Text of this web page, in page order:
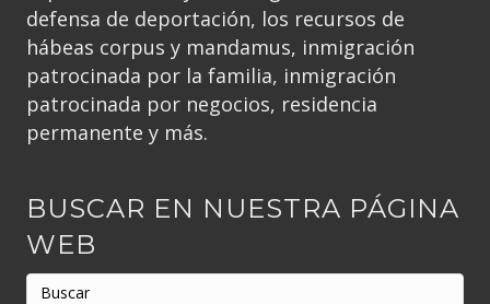
defensa de deportación, los recursos de
hábeas corpus y mandamus, inmigración
patrocinada por la familia, inmigración
patrocinada por negocios, residencia
permanente y más.
BUSCAR EN NUESTRA PÁGINA
WEB